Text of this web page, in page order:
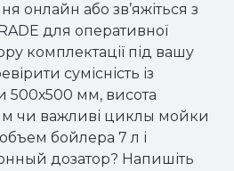
онлайн або зв’яжіться з
для оперативної
комплектації під вашу
сумісність із
500х500 мм, висота
чи важливі циклы мойки
бойлера 7 л і
дозатор? Напишіть